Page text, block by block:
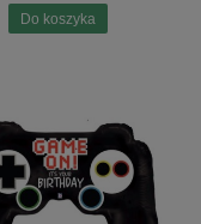
Do koszyka